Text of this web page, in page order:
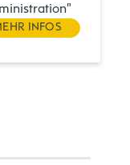
INFOS